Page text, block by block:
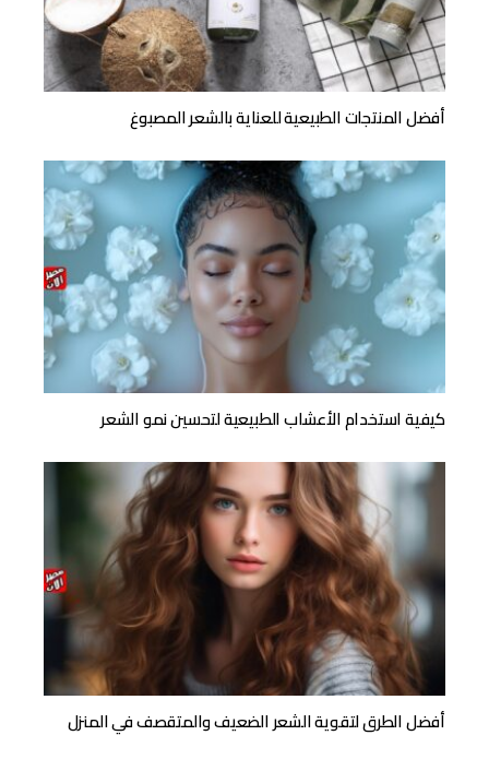
أفضل المنتجات الطبيعية للعناية بالشعر المصبوغ
كيفية استخدام الأعشاب الطبيعية لتحسين نمو الشعر
أفضل الطرق لتقوية الشعر الضعيف والمتقصف في المنزل